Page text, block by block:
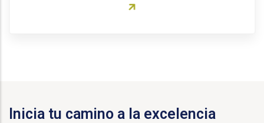
Inicia tu camino a la excelencia